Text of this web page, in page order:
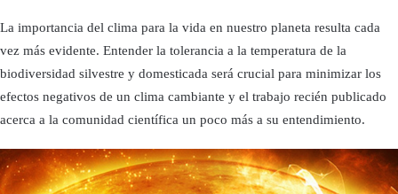
La importancia del clima para la vida en nuestro planeta resulta cada
vez más evidente. Entender la tolerancia a la temperatura de la
biodiversidad silvestre y domesticada será crucial para minimizar los
efectos negativos de un clima cambiante y el trabajo recién publicado
acerca a la comunidad científica un poco más a su entendimiento.